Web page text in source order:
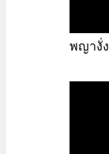
พญางั่